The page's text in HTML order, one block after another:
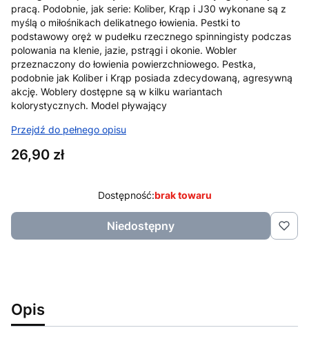
pracą. Podobnie, jak serie: Koliber, Krąp i J30 wykonane są z
myślą o miłośnikach delikatnego łowienia. Pestki to
podstawowy oręż w pudełku rzecznego spinningisty podczas
polowania na klenie, jazie, pstrągi i okonie. Wobler
przeznaczony do łowienia powierzchniowego. Pestka,
podobnie jak Koliber i Krąp posiada zdecydowaną, agresywną
akcję. Woblery dostępne są w kilku wariantach
kolorystycznych. Model pływający
Przejdź do pełnego opisu
Cena
26,90 zł
Dostępność:brak towaru
Niedostępny
Opis